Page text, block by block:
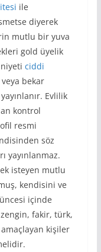
ile
diyerek
mutlu bir yuva
gold üyelik
ciddi
bekar
Evlilik
kontrol
resmi
söz
yayınlanmaz.
isteyen mutlu
kendisini ve
içinde
fakir, türk,
kişiler